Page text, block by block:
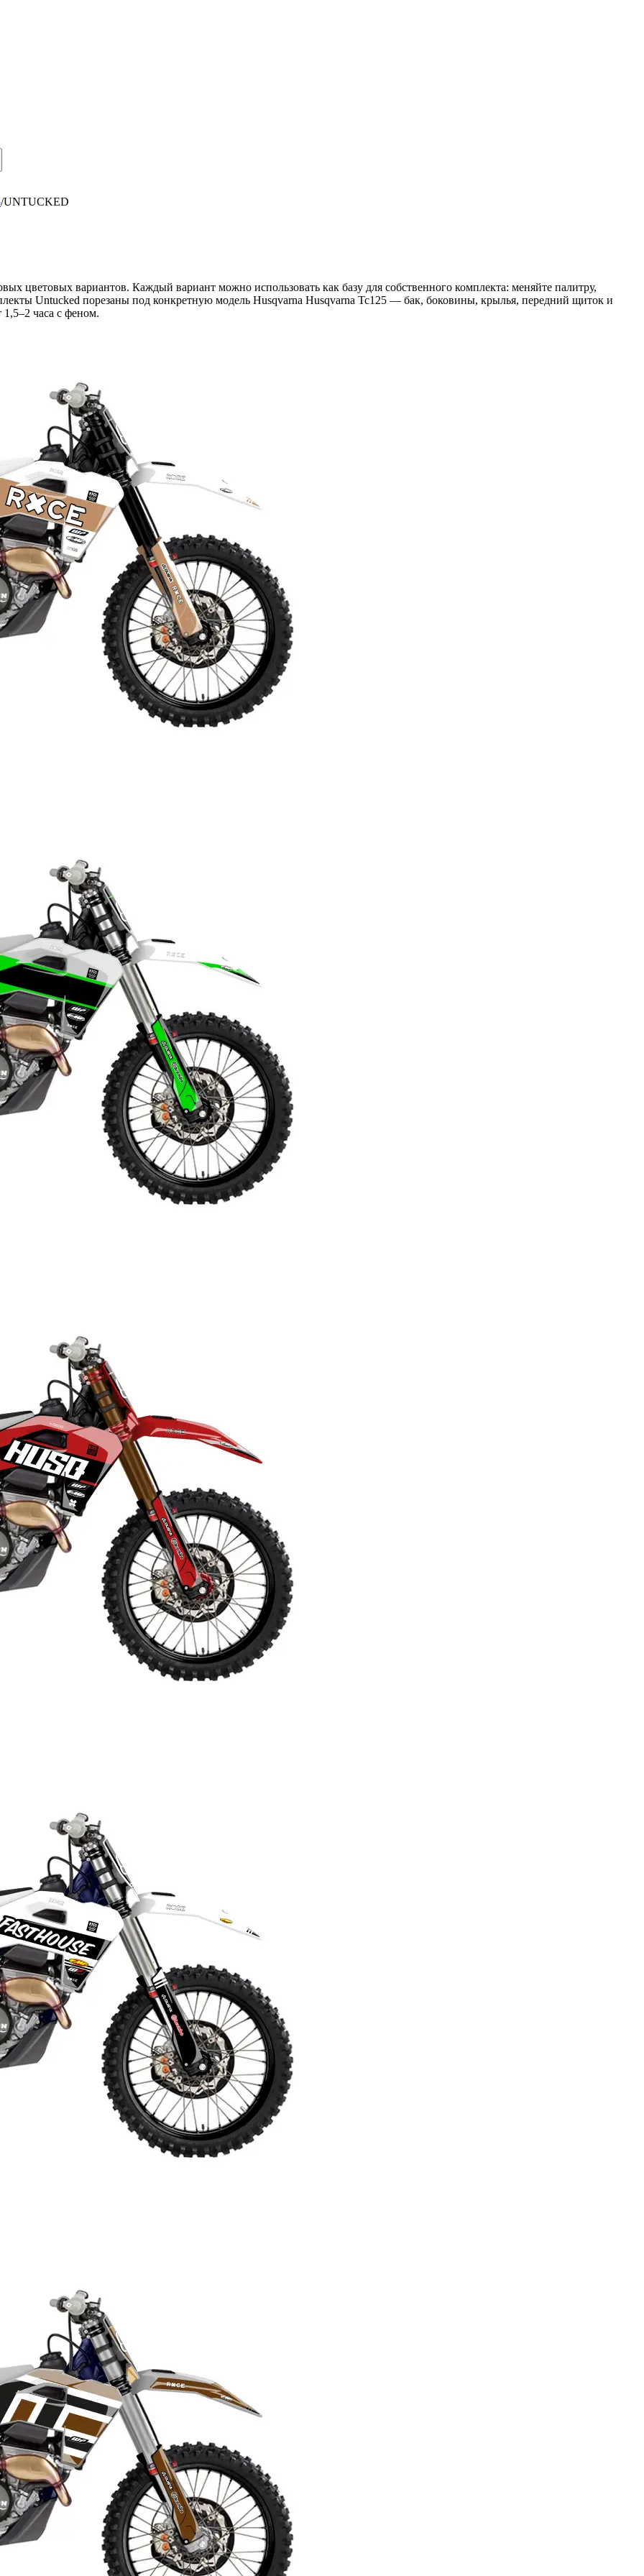
/UNTUCKED
цветовых вариантов. Каждый вариант можно использовать как базу для собственного комплекта: меняйте палитру,
Untucked порезаны под конкретную модель Husqvarna Husqvarna Tc125 — бак, боковины, крылья, передний щиток и
часа с феном.